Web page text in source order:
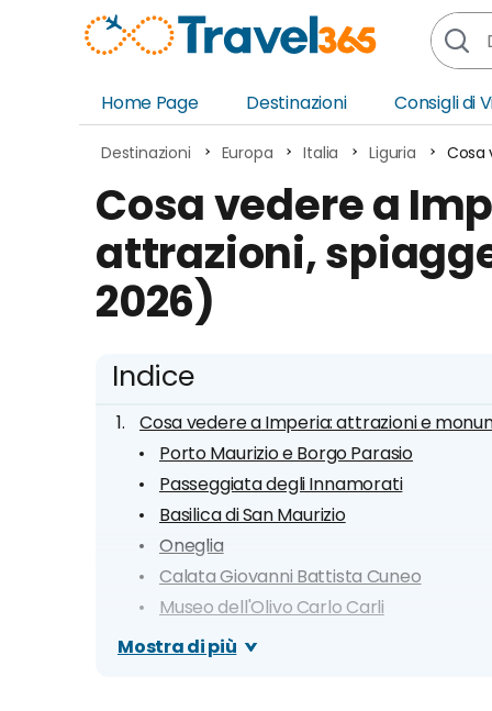
Home Page
Destinazioni
Europa
Nord America
Sud America
Consigli di
Destinazioni Europa Italia Liguria Cosa
Cosa vedere a
attrazioni,
2026)
Indice
Cosa vedere a Imperia: attrazioni e
Porto Maurizio e Borgo Parasio
Passeggiata degli Innamorati
Basilica di San Maurizio
Oneglia
Calata Giovanni Battista Cuneo
Museo dell'Olivo Carlo Carli
Villa Grock (Museo del Clown)
Mostra di più